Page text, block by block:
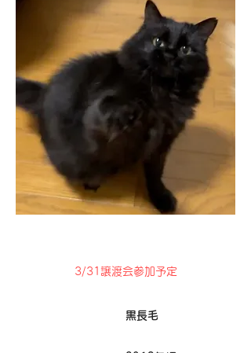
3/31譲渡会参加予定
黒長毛